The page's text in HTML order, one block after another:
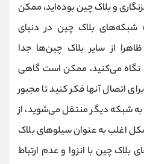
و بلاک چین بوده‌اید، ممکن
بلاک چین در دنیای
از سایر بلاک چین‌ها جدا
نگاه می‌کنید، ممکن است گاهی
اتصال آنها فکر کنید تا مجبور
شبکه دیگر منتقل می‌شوید، از
اغلب به عنوان سیلوهای بلاک
چین با انزوا و عدم ارتباط